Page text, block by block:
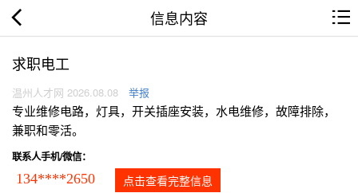
信息内容
求职电工
温州人才网 2026.08.08 举报
专业维修电路，灯具，开关插座安装，水电维修，故障排除，
兼职和零活。
联系人手机/微信：
134****2650 点击查看完整信息